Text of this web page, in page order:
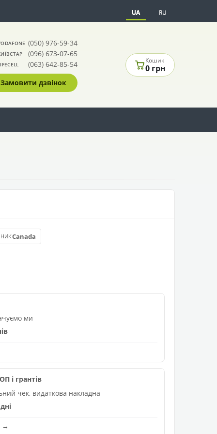
UA RU
(050) 976-59-34
(096) 673-07-65
(063) 642-85-54
Замовити дзвінок
Кошик
0 грн
Canada
ми
і грантів
чек, видаткова накладна
→